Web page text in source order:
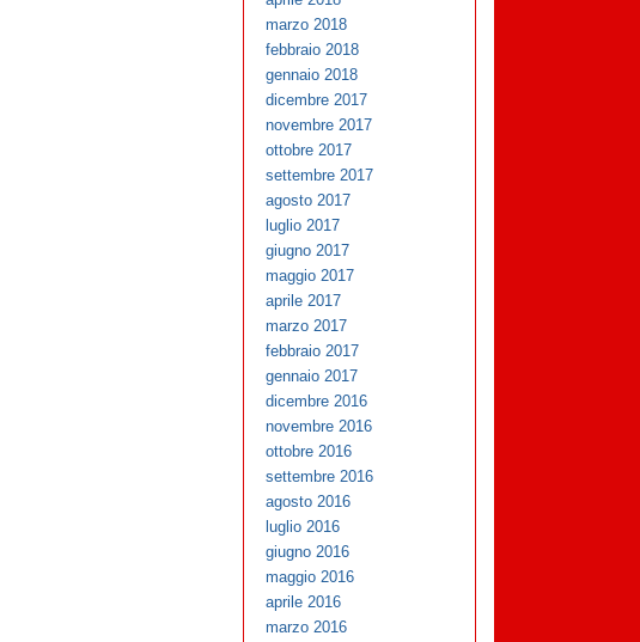
marzo 2018
febbraio 2018
gennaio 2018
dicembre 2017
novembre 2017
ottobre 2017
settembre 2017
agosto 2017
luglio 2017
giugno 2017
maggio 2017
aprile 2017
marzo 2017
febbraio 2017
gennaio 2017
dicembre 2016
novembre 2016
ottobre 2016
settembre 2016
agosto 2016
luglio 2016
giugno 2016
maggio 2016
aprile 2016
marzo 2016